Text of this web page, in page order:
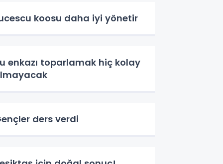
koosu daha iyi yönetir
enkazı toparlamak hiç kolay
ders verdi